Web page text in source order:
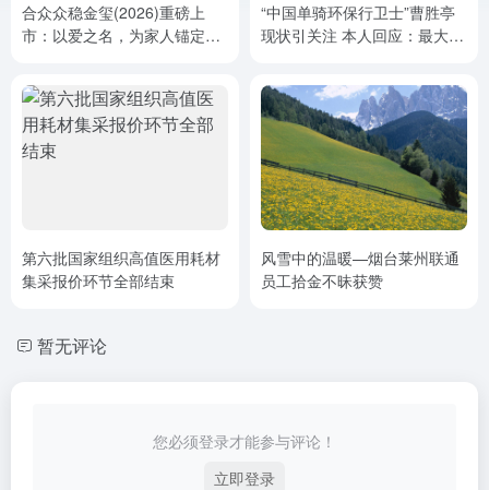
合众众稳金玺(2026)重磅上
市：以爱之名，为家人锚定一
“中国单骑环保行卫士”曹胜亭
现状引关注 本人回应：最大心
第六批国家组织高值医用耗材
集采报价环节全部结束
风雪中的温暖—烟台莱州联通
员工拾金不昧获赞
暂无评论
您必须登录才能参与评论！
立即登录